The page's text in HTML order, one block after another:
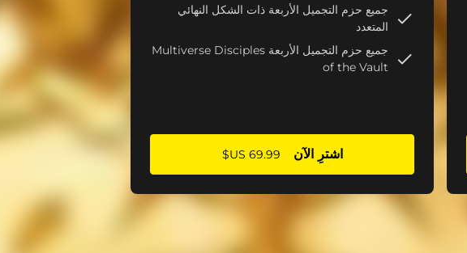
جميع حزم التجميل الأربعة ذات الشكل النهائي
المتعدد
جميع حزم التجميل الأربعة Multiverse Disciples
of the Vault
اشترِ الآن